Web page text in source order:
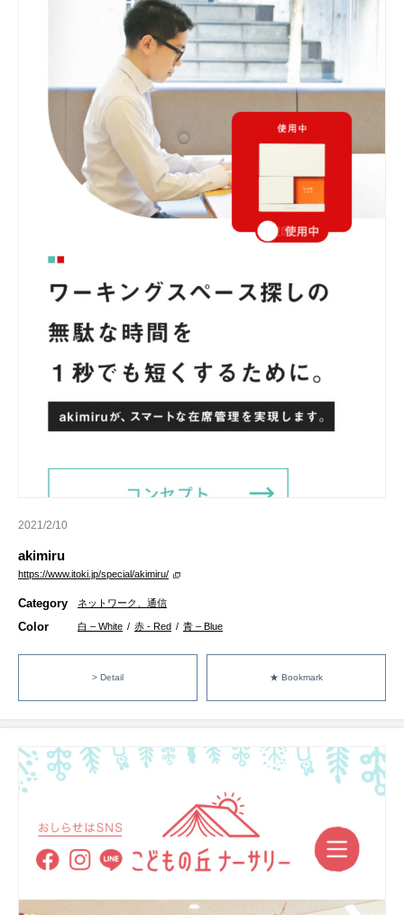
2021/2/10
akimiru
https://www.itoki.jp/special/akimiru/
Category ネットワーク、通信
Color 白 – White / 赤 - Red / 青 – Blue
> Detail ★ Bookmark